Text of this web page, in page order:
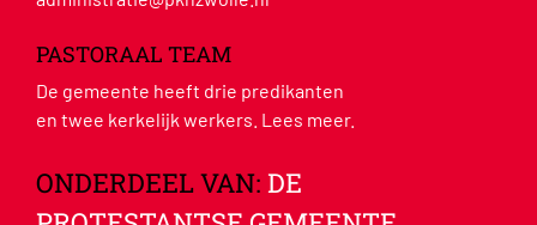
PASTORAAL TEAM
De gemeente heeft drie predikanten
en twee kerkelijk werkers. Lees meer.
ONDERDEEL VAN: DE